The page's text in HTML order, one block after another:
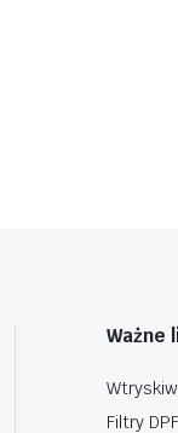
Ważne
Filtry DPF